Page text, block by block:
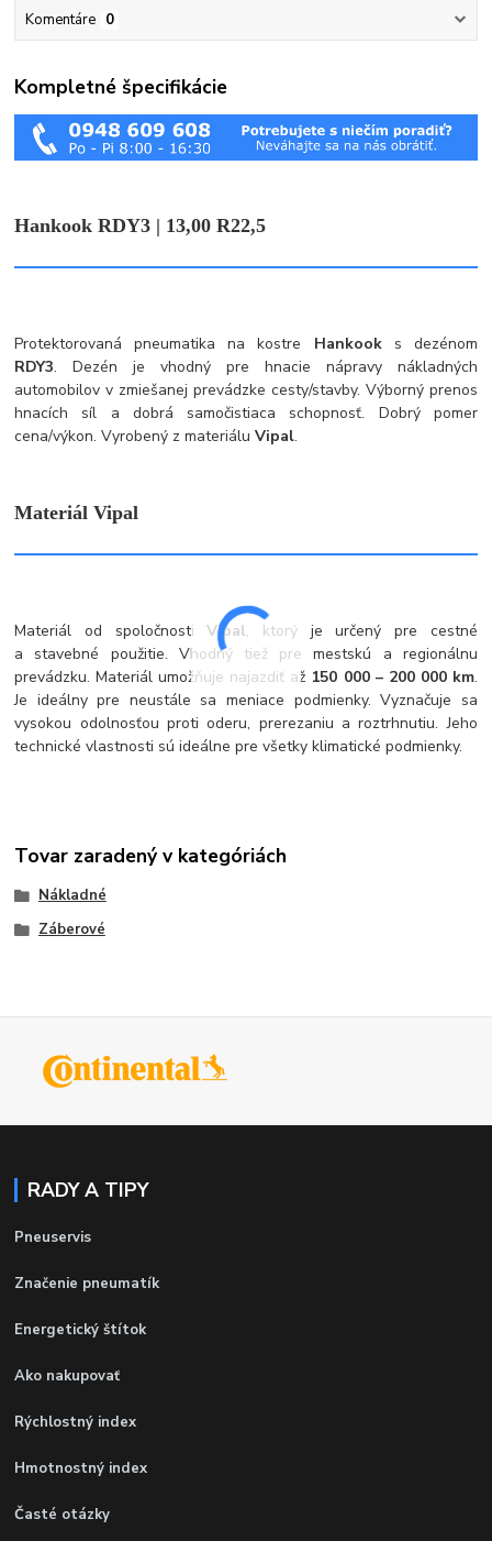
Komentáre 0
Kompletné špecifikácie
Hankook RDY3 | 13,00 R22,5
Protektorovaná pneumatika na kostre Hankooks dezénom
RDY3. Dezén je vhodný pre hnacie nápravy nákladných
automobilov v zmiešanej prevádzke cesty/stavby. Výborný prenos
hnacích síl a dobrá samočistiaca schopnosť. Dobrý pomer
cena/výkon. Vyrobený z materiáluVipal.
Materiál Vipal
Materiál od spoločnostiVipal, ktorý je určený pre cestné
a stavebné použitie. Vhodný tiež pre mestskú a regionálnu
prevádzku. Materiál umožňuje najazdiť až 150 000 – 200 000 km.
Je ideálny pre neustále sa meniace podmienky. Vyznačuje sa
vysokou odolnosťou proti oderu, prerezaniu a roztrhnutiu. Jeho
technické vlastnosti sú ideálne pre všetky klimatické podmienky.
Tovar zaradený v kategóriách
Nákladné
Záberové
RADY A TIPY
Pneuservis
Značenie pneumatík
Energetický štítok
Ako nakupovať
Rýchlostný index
Hmotnostný index
Časté otázky